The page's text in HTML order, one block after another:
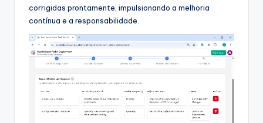
corrigidas prontamente, impulsionando a melhoria
contínua e a responsabilidade.